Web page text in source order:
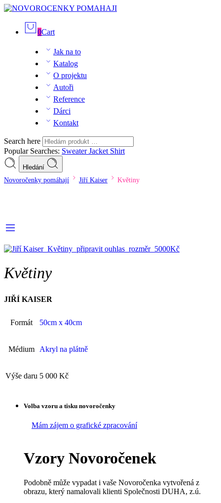
0Cart
Jak na to
Katalog
O projektu
Autoři
Reference
Dárci
Kontakt
Search here
Popular Searches: SweaterJacket Shirt
Hledání
Novoročenky pomáhají Jiří Kaiser Květiny
Květiny
JIŘÍ KAISER
Formát 50cm x 40cm
Médium Akryl na plátně
Výše daru 5 000 Kč
Volba vzoru a tisku novoročenky
Mám zájem o grafické zpracování
Vzory Novoročenek
Podobně může vypadat i vaše Novoročenka vytvořená z
obrazu, který namalovali klienti Společnosti DUHA, z.ú.